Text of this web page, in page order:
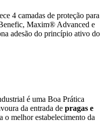
4 camadas de proteção para
Maxim® Advanced e
adesão do princípio ativo do
é uma Boa Prática
da entrada de pragas e
o melhor estabelecimento da